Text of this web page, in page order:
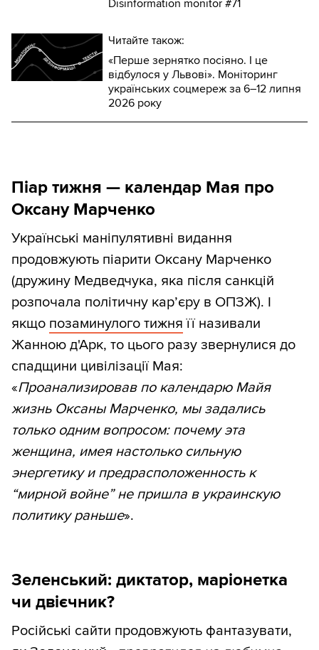
Disinformation monitor #71
Читайте також:
«Перше зернятко посіяно. І це
відбулося у Львові». Моніторинг
українських соцмереж за 6–12 липня
2026 року
Піар тижня — календар Мая про
Оксану Марченко
Українські маніпулятивні видання
продовжують піарити Оксану Марченко
(дружину Медведчука, яка після санкцій
розпочала політичну кар’єру в ОПЗЖ). І
якщо позаминулого тижня її називали
Жанною д'Арк, то цього разу звернулися до
спадщини цивілізації Мая:
«Проанализировав по календарю Майя
жизнь Оксаны Марченко, мы задались
только одним вопросом: почему эта
женщина, имея настолько сильную
энергетику и предрасположенность к
“мирной войне” не пришла в украинскую
политику раньше».
Зеленський: диктатор, маріонетка
чи двієчник?
Російські сайти продовжують фантазувати,